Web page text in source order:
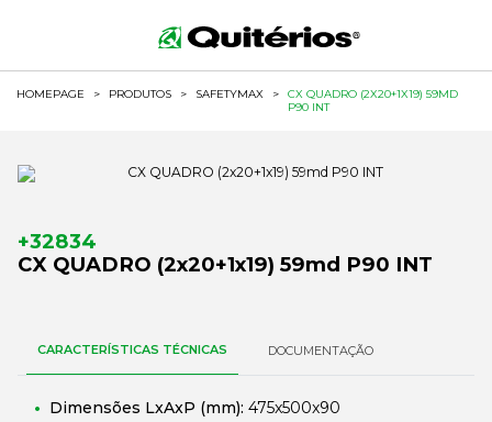
HOMEPAGE > PRODUTOS > SAFETYMAX >
CX QUADRO (2X20+1X19) 59MD
P90 INT
+32834
CX QUADRO (2x20+1x19) 59md P90 INT
CARACTERÍSTICAS TÉCNICAS DOCUMENTAÇÃO
Dimensões LxAxP (mm): 475x500x90